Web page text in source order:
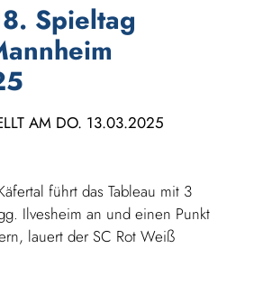
Spieltag
AM DO. 13.03.2025
führt das Tableau mit 3
Ilvesheim an und einen Punkt
lauert der SC Rot Weiß